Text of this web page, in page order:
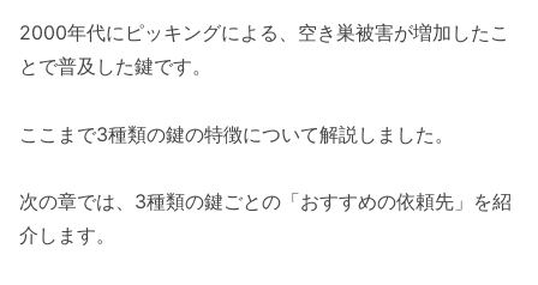
2000年代にピッキングによる、空き巣被害が増加したこ
とで普及した鍵です。
ここまで3種類の鍵の特徴について解説しました。
次の章では、3種類の鍵ごとの「おすすめの依頼先」を紹
介します。